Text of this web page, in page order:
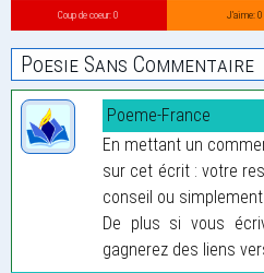
Coup de coeur: 0 J’aime: 0
Poesie Sans Commentaire
Poeme-France
En mettant un
sur cet écrit : votre
conseil ou
De plus si vous
gagnerez des liens